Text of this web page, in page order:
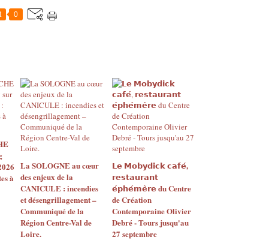
0
à
La SOLOGNE au cœur
des enjeux de la
CANICULE : incendies
et désengrillagement –
Communiqué de la
Région Centre-Val de
Loire.
𝗟𝗲 𝗠𝗼𝗯𝘆𝗱𝗶𝗰𝗸 𝗰𝗮𝗳𝗲́,
𝗿𝗲𝘀𝘁𝗮𝘂𝗿𝗮𝗻𝘁
𝗲́𝗽𝗵𝗲́𝗺𝗲̀𝗿𝗲 du Centre
de Création
Contemporaine Olivier
Debré - Tours jusqu'au
27 septembre